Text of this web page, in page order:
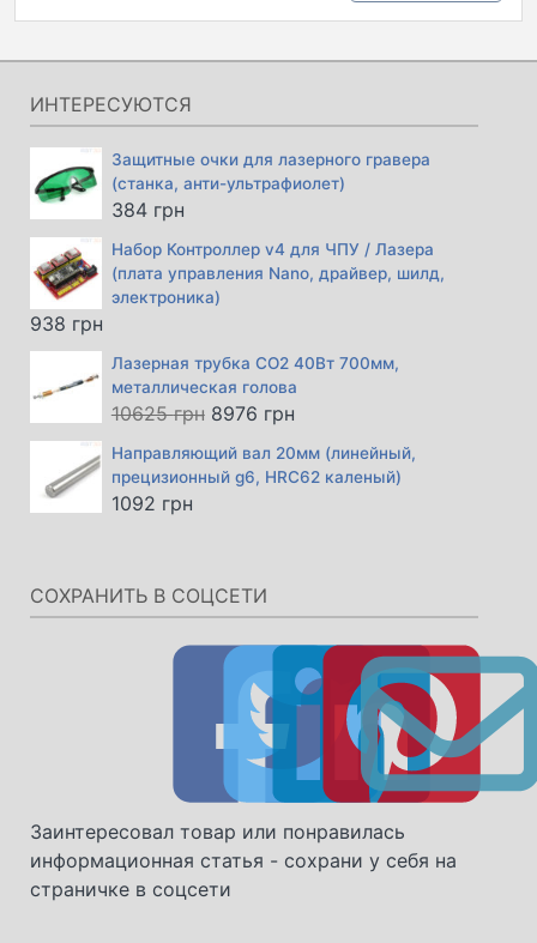
ИНТЕРЕСУЮТСЯ
Защитные очки для лазерного гравера
(станка, анти-ультрафиолет)
384 грн
Набор Контроллер v4 для ЧПУ / Лазера
(плата управления Nano, драйвер, шилд,
электроника)
938 грн
Лазерная трубка CO2 40Вт 700мм,
металлическая голова
10625грн Первоначальная
цена
составляла
8976 грнТекущая
цена:
8976 грн.
Направляющий вал 20мм (линейный,
прецизионный g6, HRC62 каленый)
1092 грн
СОХРАНИТЬ В СОЦСЕТИ
Заинтересовал товар или понравилась
информационная статья - сохрани у себя на
страничке в соцсети